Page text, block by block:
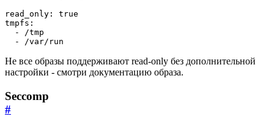
read_only :
true
tmpfs :
- /tmp
- /var/run
Не все образы поддерживают read-only без дополнительной
настройки - смотри документацию образа.
Seccomp
#